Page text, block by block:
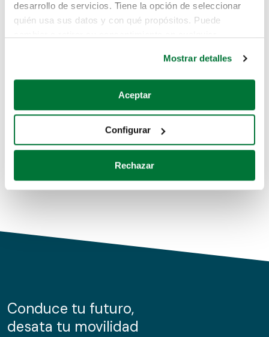
desarrollo de servicios. Tiene la opción de seleccionar
quién usa sus datos y con qué propósitos. Puede
Si lo permite, también quisiéramos:
Recopilar información sobre su ubicación geográfica
Identificar su dispositivo analizándolo activamente
para buscar características específicas (huellas
Obtenga más información sobre cómo se procesan sus
de cookies.
información sobre el uso que haga del sitio web con
nuestros partners de redes sociales, publicidad y análisis
Mostrar detalles
Aceptar
Configurar
Rechazar
Pero puedes encontrar el coche que estás
buscando en alguno de estos enlaces:
Coches de segunda mano
Coches de km0
Conduce tu futuro,
desata tu movilidad